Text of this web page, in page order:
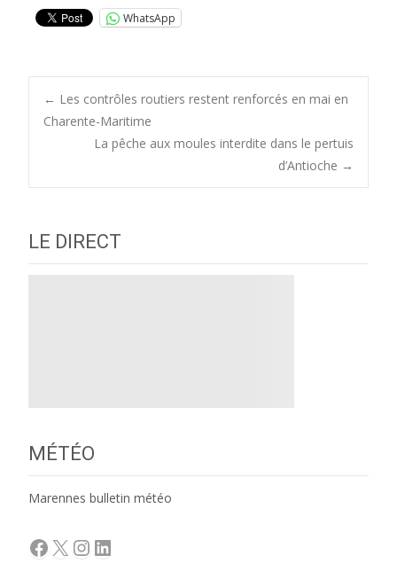
WhatsApp
Post
navigation
← Les contrôles routiers restent renforcés en mai en
Charente-Maritime
La pêche aux moules interdite dans le pertuis
d’Antioche →
LE DIRECT
MÉTÉO
Marennes bulletin météo
Facebook
X Instagram
LinkedIn